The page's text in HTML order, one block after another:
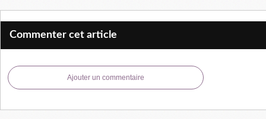
Commenter cet article
Ajouter un commentaire